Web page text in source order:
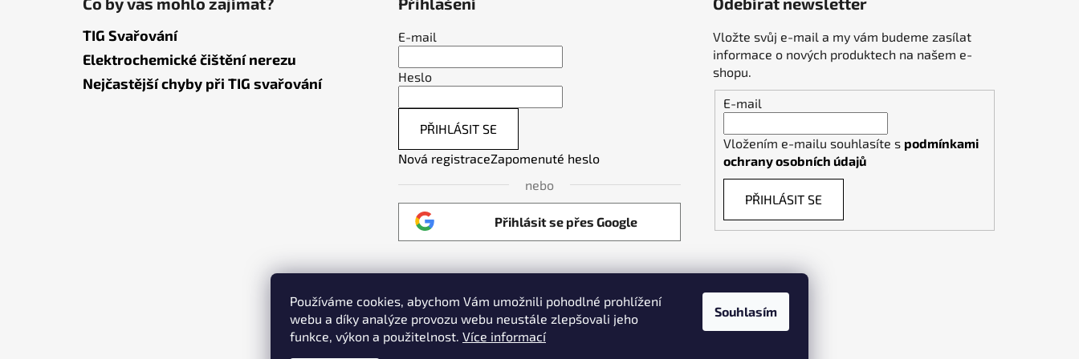
Používáme cookies, abychom Vám umožnili pohodlné prohlížení
webu a díky analýze provozu webu neustále zlepšovali jeho
funkce, výkon a použitelnost. Více informací
Souhlasím
TIG Svařování
Elektrochemické čištění nerezu
Nejčastější chyby při TIG svařování
E-mail
Heslo
PŘIHLÁSIT SE
Nová registraceZapomenuté heslo
nebo
Přihlásit se přes Google
Vložte svůj e-mail a my vám budeme zasílat
informace o nových produktech na našem e-
shopu.
E-mail
Vložením e-mailu souhlasíte s podmínkami
ochrany osobních údajů
PŘIHLÁSIT SE
Weldpoint.eu